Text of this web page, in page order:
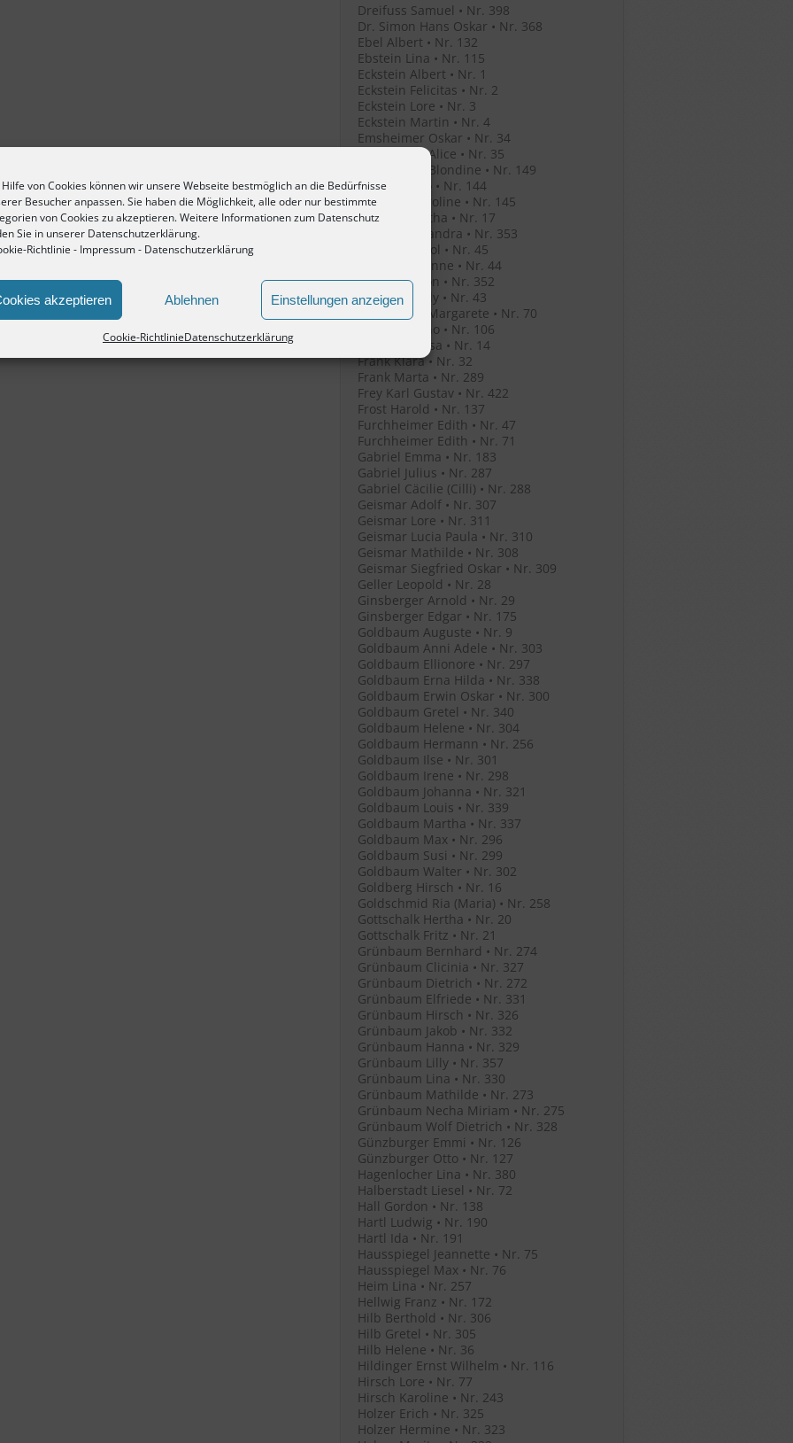
von Cookies können wir unsere Webseite bestmöglich an die Bedürfnisse
Besucher anpassen. Sie haben die Möglichkeit, alle oder nur bestimmte
von Cookies zu akzeptieren. Weitere Informationen zum Datenschutz
Sie in unserer Datenschutzerklärung.
Richtlinie - Impressum- Datenschutzerklärung
akzeptieren Ablehnen Einstellungen anzeigen
Cookie-RichtlinieDatenschutzerklärung
Dreifuss Samuel • Nr. 398
Dr. Simon Hans Oskar • Nr. 368
Ebel Albert • Nr. 132
Ebstein Lina • Nr. 115
Eckstein Albert • Nr. 1
Eckstein Felicitas • Nr. 2
Eckstein Lore • Nr. 3
Eckstein Martin • Nr. 4
Emsheimer Oskar • Nr. 34
Emsheimer Alice • Nr. 35
Emsheimer Blondine • Nr. 149
Erlanger Leo • Nr. 144
Erlanger Karoline • Nr. 145
Fetterer Bertha • Nr. 17
Filenko Alexandra • Nr. 353
Filenko Anatol • Nr. 45
Filenko Jeleanne • Nr. 44
Filenko Simon • Nr. 352
Filenko Witaly • Nr. 43
Fischer Eva Margarete • Nr. 70
Fischer Bruno • Nr. 106
Fleischer Rosa • Nr. 14
Frank Klara • Nr. 32
Frank Marta • Nr. 289
Frey Karl Gustav • Nr. 422
Frost Harold • Nr. 137
Furchheimer Edith • Nr. 47
Furchheimer Edith • Nr. 71
Gabriel Emma • Nr. 183
Gabriel Julius • Nr. 287
Gabriel Cäcilie (Cilli) • Nr. 288
Geismar Adolf • Nr. 307
Geismar Lore • Nr. 311
Geismar Lucia Paula • Nr. 310
Geismar Mathilde • Nr. 308
Geismar Siegfried Oskar • Nr. 309
Geller Leopold • Nr. 28
Ginsberger Arnold • Nr. 29
Ginsberger Edgar • Nr. 175
Goldbaum Auguste • Nr. 9
Goldbaum Anni Adele • Nr. 303
Goldbaum Ellionore • Nr. 297
Goldbaum Erna Hilda • Nr. 338
Goldbaum Erwin Oskar • Nr. 300
Goldbaum Gretel • Nr. 340
Goldbaum Helene • Nr. 304
Goldbaum Hermann • Nr. 256
Goldbaum Ilse • Nr. 301
Goldbaum Irene • Nr. 298
Goldbaum Johanna • Nr. 321
Goldbaum Louis • Nr. 339
Goldbaum Martha • Nr. 337
Goldbaum Max • Nr. 296
Goldbaum Susi • Nr. 299
Goldbaum Walter • Nr. 302
Goldberg Hirsch • Nr. 16
Goldschmid Ria (Maria) • Nr. 258
Gottschalk Hertha • Nr. 20
Gottschalk Fritz • Nr. 21
Grünbaum Bernhard • Nr. 274
Grünbaum Clicinia • Nr. 327
Grünbaum Dietrich • Nr. 272
Grünbaum Elfriede • Nr. 331
Grünbaum Hirsch • Nr. 326
Grünbaum Jakob • Nr. 332
Grünbaum Hanna • Nr. 329
Grünbaum Lilly • Nr. 357
Grünbaum Lina • Nr. 330
Grünbaum Mathilde • Nr. 273
Grünbaum Necha Miriam • Nr. 275
Grünbaum Wolf Dietrich • Nr. 328
Günzburger Emmi • Nr. 126
Günzburger Otto • Nr. 127
Hagenlocher Lina • Nr. 380
Halberstadt Liesel • Nr. 72
Hall Gordon • Nr. 138
Hartl Ludwig • Nr. 190
Hartl Ida • Nr. 191
Hausspiegel Jeannette • Nr. 75
Hausspiegel Max • Nr. 76
Heim Lina • Nr. 257
Hellwig Franz • Nr. 172
Hilb Berthold • Nr. 306
Hilb Gretel • Nr. 305
Hilb Helene • Nr. 36
Hildinger Ernst Wilhelm • Nr. 116
Hirsch Lore • Nr. 77
Hirsch Karoline • Nr. 243
Holzer Erich • Nr. 325
Holzer Hermine • Nr. 323